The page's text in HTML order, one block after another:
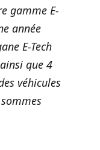
gamme E-
année
E-Tech
que 4
véhicules